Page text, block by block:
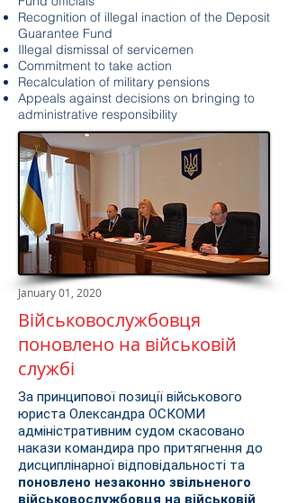
Recognition of illegal inaction of the Deposit
Guarantee Fund
Illegal dismissal of servicemen
Commitment to take action
Recalculation of military pensions
Appeals against decisions on bringing to
administrative responsibility
January 01, 2020
Військовослужбовця
поновлено на військовій
службі
За принципової позиції військового
юриста Олександра ОСКОМИ
адміністративним судом скасовано
накази командира про притягнення до
дисциплінарної відповідальності та
поновлено незаконно звільненого
військовослужбовця на військовій